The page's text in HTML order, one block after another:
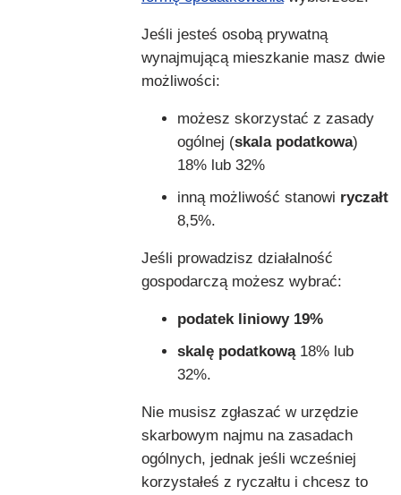
Jeśli jesteś osobą prywatną
wynajmującą mieszkanie masz dwie
możliwości:
możesz skorzystać z zasady
ogólnej (skala podatkowa)
18% lub 32%
inną możliwość stanowi ryczałt
8,5%.
Jeśli prowadzisz działalność
gospodarczą możesz wybrać:
podatek liniowy 19%
skalę podatkową18% lub
32%.
Nie musisz zgłaszać w urzędzie
skarbowym najmu na zasadach
ogólnych, jednak jeśli wcześniej
korzystałeś z ryczałtu i chcesz to